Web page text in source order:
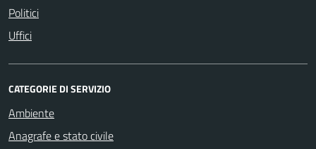
Politici
Uffici
CATEGORIE DI SERVIZIO
Ambiente
Anagrafe e stato civile